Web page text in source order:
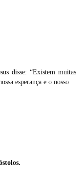
disse: “Existem muitas
esperança e o nosso